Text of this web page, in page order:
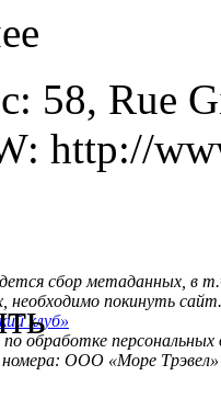
58, Rue
http://
сбор метаданных, в
необходимо покинуть
клуб»
по обработке
номера: ООО «Море Трэвел»